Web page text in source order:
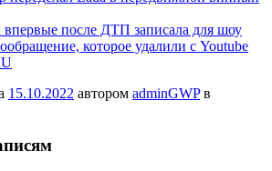
впервые после ДТП записала для шоу
которое удалили с Youtube
15.10.2022 автором adminGWPв